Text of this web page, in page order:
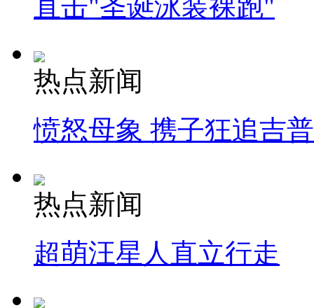
直击"圣诞泳装裸跑"
热点新闻
愤怒母象 携子狂追吉
热点新闻
超萌汪星人直立行走